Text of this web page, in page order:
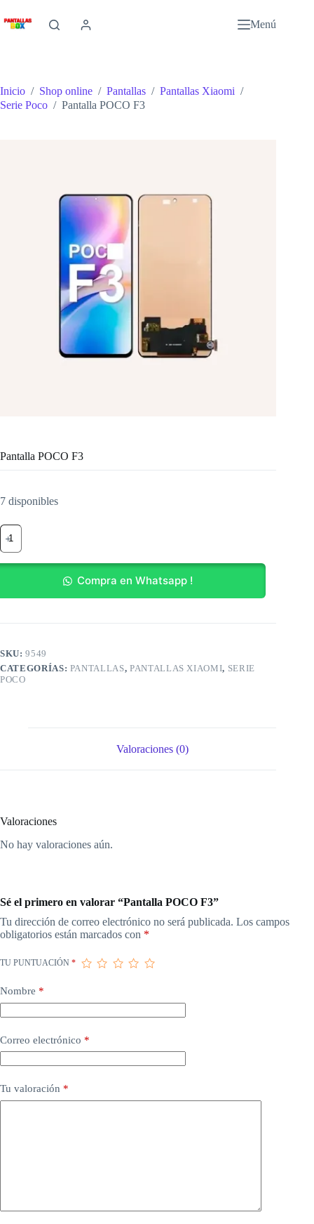
al
contenido
Menú
Inicio / Shop online / Pantallas / Pantallas Xiaomi /
Serie Poco / Pantalla POCO F3
Pantalla POCO F3
7 disponibles
Pantalla
POCO
F3
cantidad
Compra en Whatsapp !
SKU:9549
CATEGORÍAS: PANTALLAS, PANTALLAS XIAOMI, SERIE
POCO
Valoraciones (0)
Valoraciones
No hay valoraciones aún.
Sé el primero en valorar “Pantalla POCO F3”
Tu dirección de correo electrónico no será publicada. Los campos
obligatorios están marcados con *
TU PUNTUACIÓN *
Nombre *
Correo electrónico *
Tu valoración *